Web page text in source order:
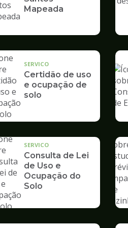
Mapeada
SERVICO
Certidão de uso
e ocupação de
solo
SERVICO
Consulta de Lei
de Uso e
Ocupação do
Solo